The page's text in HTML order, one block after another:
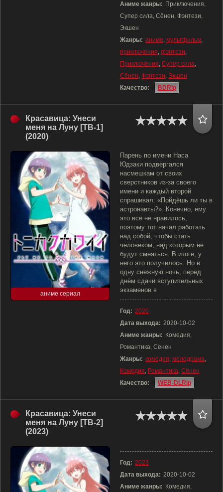
Аниме жанры: Приключения,
Супер сила, Сёнен, Фэнтези,
Экшен
Жанры: аниме, мультфильм,
приключения, фэнтези,
Приключения, Супер сила,
Сёнен, Фэнтези, Экшен
Качество:
BDRip
Красавица: Унеси
меня на Луну [ТВ-1]
(2020)
аниме сериал
Парень по имени Наса
Юдзаки подвергался
насмешкам от своих
сверстников из-за своего
имени и каждый второй
спрашивал: «Пойдёшь ли ты в
астронавты?». Конечно, ему
это всё не нравилось,
поэтому тот начал работать
над собой, чтобы стать
человеком, над которым не
будут смеяться. В итоге, у
него это получилось. Но в
одну снежную ночь, перед
днём сдачи вступительных
экзаменов в
Год: 2020
Дата выхода: 2020-10-02
Аниме жанры: Комедия,
Романтика, Сёнен
Жанры: комедия, мелодрама,
Комедия, Романтика, Сёнен
Качество:
WEB-DLRip
Красавица: Унеси
меня на Луну [ТВ-2]
(2023)
Год: 2023
Дата выхода: 2020-10-02
Аниме жанры: Комедия,